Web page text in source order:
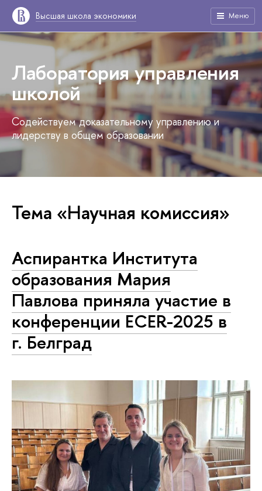
Высшая школа экономики Меню
Лаборатория управления
школой
Содействуем доказательному управлению и
лидерству в общем образовании
Тема «Научная комиссия»
Аспирантка Института
образования Мария
Павлова приняла участие в
конференции ECER-2025 в
г. Белград